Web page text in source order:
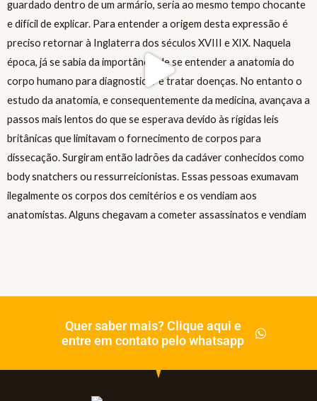
Quer saber mais? Clique aqui e
entre em contato pelo whatsapp